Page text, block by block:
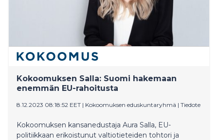
Kokoomuksen Salla: Suomi hakemaan
enemmän EU-rahoitusta
8.12.2023 08:18:52 EET | Kokoomuksen eduskuntaryhmä | Tiedote
Kokoomuksen kansanedustaja Aura Salla, EU-
politiikkaan erikoistunut valtiotieteiden tohtori ja